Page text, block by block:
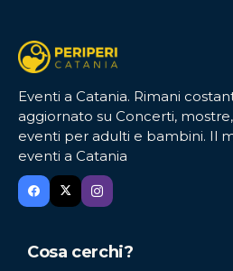
Eventi a Catania. Rimani
aggiornato su Concerti,
eventi per adulti e bambini. Il
eventi a Catania
Cosa cerchi?